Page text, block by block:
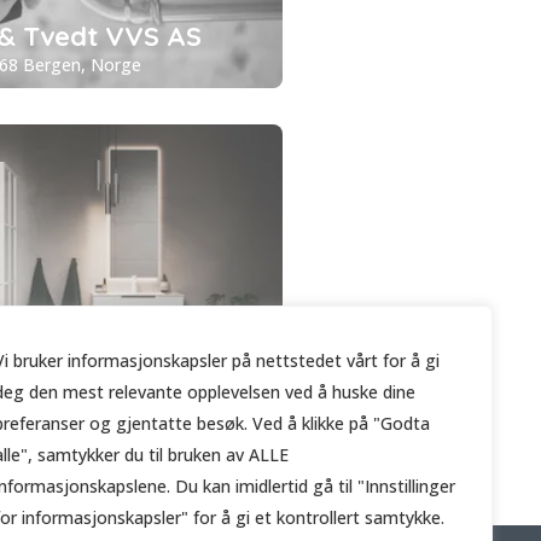
bruker informasjonskapsler på nettstedet vårt for å gi
den mest relevante opplevelsen ved å huske dine
og gjentatte besøk. Ved å klikke på "Godta
samtykker du til bruken av ALLE
Du kan imidlertid gå til "Innstillinger
informasjonskapsler" for å gi et kontrollert samtykke.
Tvedt VVS AS
Bergen, Norge
AS
5111 Breistein, Norway